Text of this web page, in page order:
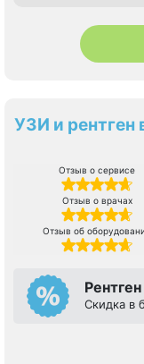
УЗИ и рентген
Отзыв о сервисе
Отзыв о врачах
Отзыв об
Скидка в